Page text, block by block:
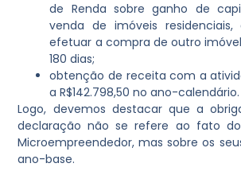
de Renda sobre ganho de
venda de imóveis
efetuar a compra de outro
180 dias;
obtenção de receita com a
a R$142.798,50 no ano-calendário.
Logo, devemos destacar que a
declaração não se refere ao fato
Microempreendedor, mas sobre os
ano-base.